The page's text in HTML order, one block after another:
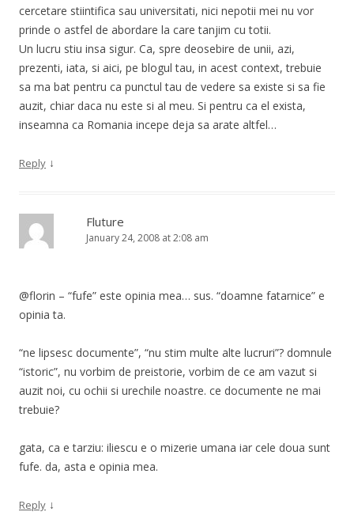
cercetare stiintifica sau universitati, nici nepotii mei nu vor
prinde o astfel de abordare la care tanjim cu totii.
Un lucru stiu insa sigur. Ca, spre deosebire de unii, azi,
prezenti, iata, si aici, pe blogul tau, in acest context, trebuie
sa ma bat pentru ca punctul tau de vedere sa existe si sa fie
auzit, chiar daca nu este si al meu. Si pentru ca el exista,
inseamna ca Romania incepe deja sa arate altfel…
Reply ↓
Fluture
January 24, 2008 at 2:08 am
@florin – “fufe” este opinia mea… sus. “doamne fatarnice” e
opinia ta.
“ne lipsesc documente”, “nu stim multe alte lucruri”? domnule
“istoric”, nu vorbim de preistorie, vorbim de ce am vazut si
auzit noi, cu ochii si urechile noastre. ce documente ne mai
trebuie?
gata, ca e tarziu: iliescu e o mizerie umana iar cele doua sunt
fufe. da, asta e opinia mea.
Reply ↓